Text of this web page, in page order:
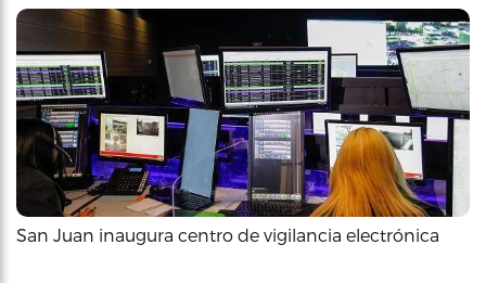
San Juan inaugura centro de vigilancia electrónica